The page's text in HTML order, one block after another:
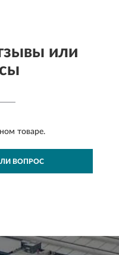
или
товаре.
ВОПРОС